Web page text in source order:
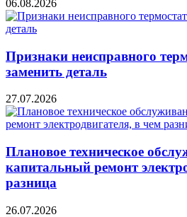
06.08.2026
Признаки неисправного
заменить деталь
27.07.2026
Плановое техническое
капитальный ремонт
разница
26.07.2026